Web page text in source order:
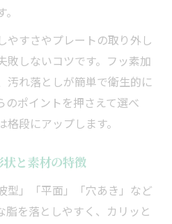
ザイン性と機能性の両立
い焼き目を楽しむ方法
ホームパーティーも華や
る秘訣とは
ための調理テクニック
落とし機能が快適の鍵
対策で掃除もラクに
やすさやプレートの取り外し
敗しないコツです。フッ素加
汚れ落としが簡単で衛生的に
のポイントを押さえて選べ
段にアップします。
と素材の特徴
型」「平面」「穴あき」など
脂を落としやすく、カリッと